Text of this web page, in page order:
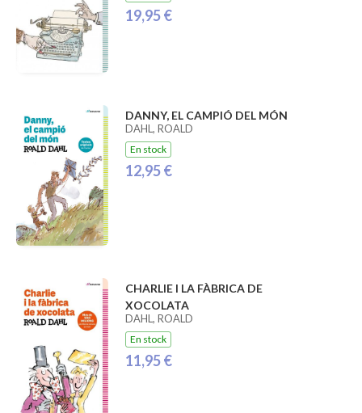
19,95 €
DANNY, EL CAMPIÓ DEL MÓN
DAHL, ROALD
En stock
12,95 €
CHARLIE I LA FÀBRICA DE
XOCOLATA
DAHL, ROALD
En stock
11,95 €